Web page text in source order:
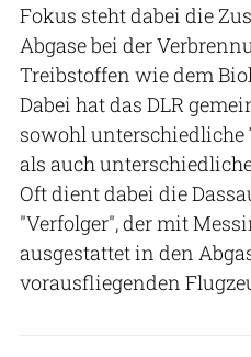
Fokus steht dabei die
Abgase bei der
Treibstoffen wie dem
Dabei hat das DLR
sowohl
als auch
Oft dient dabei die
"Verfolger", der mit
ausgestattet in den
vorausfliegenden